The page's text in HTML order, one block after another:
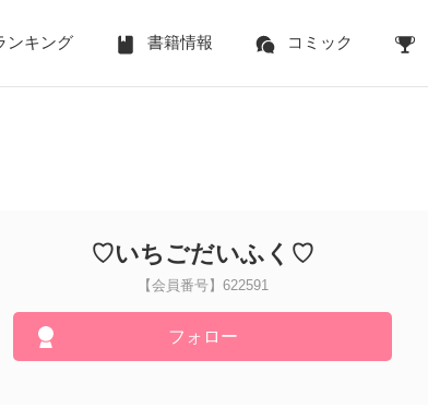
ンキング 書籍情報 コミック
♡いちごだいふく♡
【会員番号】622591
フォロー